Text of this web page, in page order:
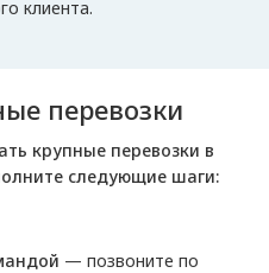
клиента.
перевозки
крупные перевозки в
следующие шаги:
— позвоните по